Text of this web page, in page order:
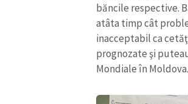
băncile respective.
atâta timp cât
inacceptabil ca
prognozate şi
Mondiale în Moldova.